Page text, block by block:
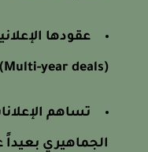
عقودها
تساهم
الجماهيري بعيداً